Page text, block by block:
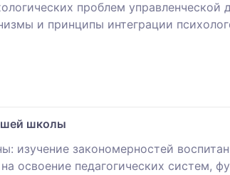
проблем управленческой
и принципы интеграции
школы
изучение закономерностей
на освоение педагогических